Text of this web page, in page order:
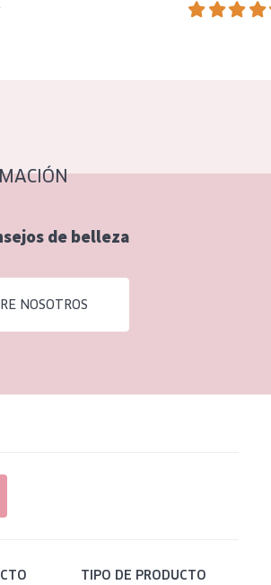
sol
de belleza
NOSOTROS
TIPO DE PRODUCTO